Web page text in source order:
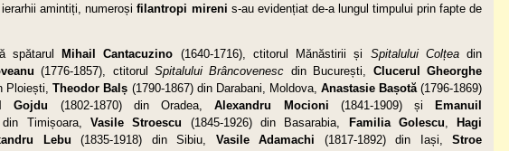
amintiți, numeroșifilantropi mireni s-au evidențiat de-a lungul timpului prin fapte de
spătarul Mihail Cantacuzino (1640-1716), ctitorul Mănăstirii și Spitalului Colțeadin
(1776-1857), ctitorul Spitalului Brâncovenesc din București, Clucerul Gheorghe
Ploiești,Theodor Balș (1790-1867) din Darabani, Moldova,Anastasie Bașotă(1796-1869)
Gojdu (1802-1870) din Oradea,Alexandru Mocioni (1841-1909) și
Emanuil
din Timișoara,Vasile Stroescu (1845-1926) din Basarabia, Familia Golescu,
Hagi
Lebu(1835-1918) din Sibiu, Vasile Adamachi (1817-1892) din Iași,Stroe